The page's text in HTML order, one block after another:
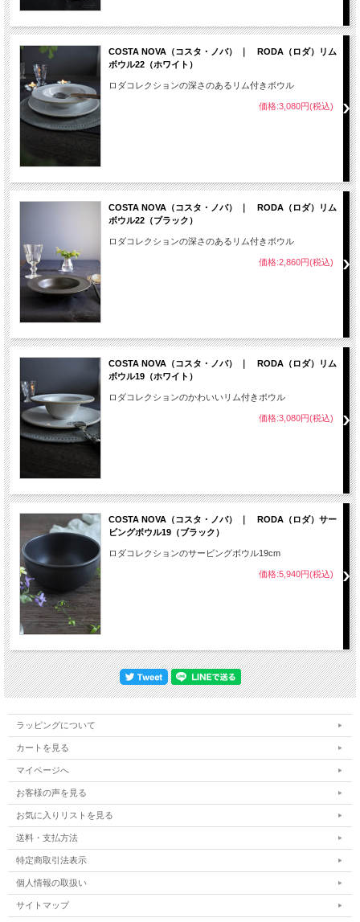
COSTA NOVA（コスタ・ノバ） ｜ RODA（ロダ）リム
ボウル22（ホワイト）
ロダコレクションの深さのあるリム付きボウル
価格:3,080円(税込)
COSTA NOVA（コスタ・ノバ） ｜ RODA（ロダ）リム
ボウル22（ブラック）
ロダコレクションの深さのあるリム付きボウル
価格:2,860円(税込)
COSTA NOVA（コスタ・ノバ） ｜ RODA（ロダ）リム
ボウル19（ホワイト）
ロダコレクションのかわいいリム付きボウル
価格:3,080円(税込)
COSTA NOVA（コスタ・ノバ） ｜ RODA（ロダ）サー
ビングボウル19（ブラック）
ロダコレクションのサービングボウル19cm
価格:5,940円(税込)
ラッピングについて
カートを見る
マイページへ
お客様の声を見る
お気に入りリストを見る
送料・支払方法
特定商取引法表示
個人情報の取扱い
サイトマップ